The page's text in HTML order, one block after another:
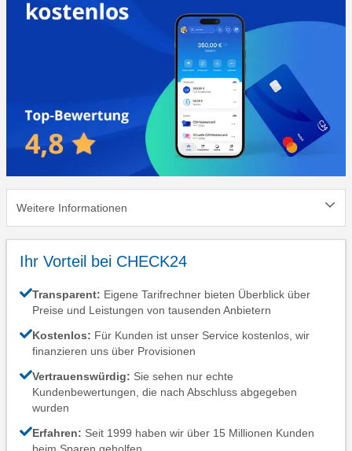
Weitere Informationen
Ihr Vorteil bei CHECK24
Transparent: Eigene Tarifrechner bieten Überblick über
Preise und Leistungen von tausenden Anbietern
Kostenlos: Für Kunden ist unser Service kostenlos, wir
finanzieren uns über Provisionen
Vertrauenswürdig: Sie sehen nur echte
Kundenbewertungen, die nach Abschluss abgegeben
wurden
Erfahren: Seit 1999 haben wir über 15 Millionen Kunden